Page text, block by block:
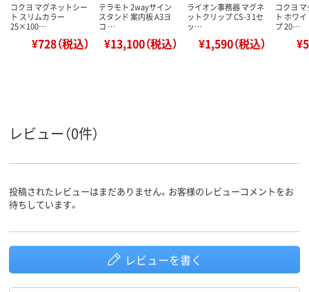
コクヨ マグネットシー
ト スリムカラー
25×100…
¥728（税込）
テラモト 2wayサイン
スタンド 案内板 A3ヨ
コ …
¥13,100（税込）
ライオン事務器 マグネ
ットクリップ CS-3 1セ
ッ…
¥1,590（税込）
コクヨ
ト ホワ
プ 20…
レビュー（0件）
投稿されたレビューはまだありません。お客様のレビューコメントをお
待ちしています。
レビューを書く